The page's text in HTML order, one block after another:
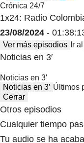
Crónica 24/7
1x24: Radio
23/08/2024 -
Ver más episodios Ir
Noticias en 3′
Noticias en 3′
Noticias en 3′ Últimos
Cerrar
Otros episodios
Cualquier tiempo
Tu audio se ha